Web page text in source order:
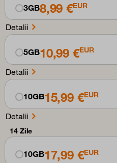
3GB8,99 €EUR
Detalii
5GB10,99 €EUR
Detalii
10GB15,99 €EUR
Detalii
14 Zile
10GB17,99 €EUR